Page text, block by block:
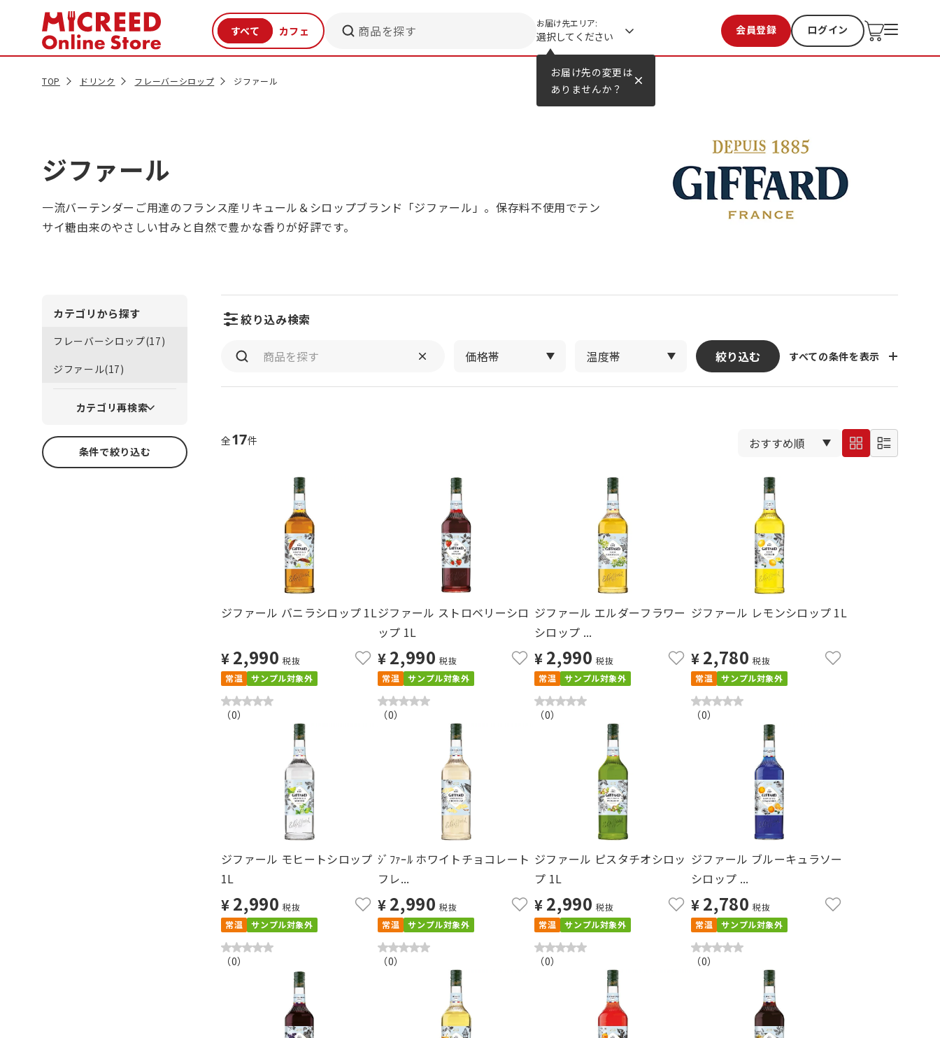
お届け先の変更は
ありませんか？
商品を探す お届け先エリア:
選択してください 会員登録 ログイン
お気に入り 過去購入
TOP ドリンク フレーバーシロップ ジファール
ジファール
一流バーテンダーご用達のフランス産リキュール＆シロップブランド「ジファール」。保存料不使用でテン
サイ糖由来のやさしい甘みと自然で豊かな香りが好評です。
絞り込み検索
価格帯 温度帯 絞り込む すべての条件を表示
全17件
ジファール バニラシロップ 1L
¥ 2,990 税抜
常温
サンプル対象外
（0）
ジファール ストロベリーシロ
ップ 1L
¥ 2,990 税抜
常温
サンプル対象外
（0）
ジファール エルダーフラワー
シロップ ...
¥ 2,990 税抜
常温
サンプル対象外
（0）
ジファール レモンシロップ 1L
¥ 2,780 税抜
常温
サンプル対象外
（0）
ジファール モヒートシロップ
1L
¥ 2,990 税抜
常温
サンプル対象外
（0）
ｼﾞﾌｧｰﾙ ホワイトチョコレート
フレ...
¥ 2,990 税抜
常温
サンプル対象外
（0）
ジファール ピスタチオシロッ
プ 1L
¥ 2,990 税抜
常温
サンプル対象外
（0）
ジファール ブルーキュラソー
シロップ ...
¥ 2,780 税抜
常温
サンプル対象外
（0）
カテゴリから探す
フレーバーシロップ(17)
ジファール(17)
カテゴリ再検索
条件で絞り込む